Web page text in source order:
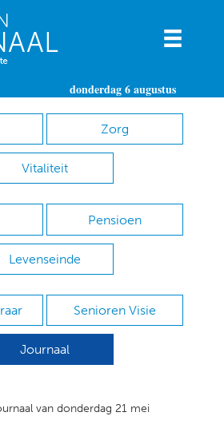
donderdag 6 augustus
Zorg
Vitaliteit
Pensioen
Levenseinde
Senioren Visie
Journaal
van donderdag 21 mei